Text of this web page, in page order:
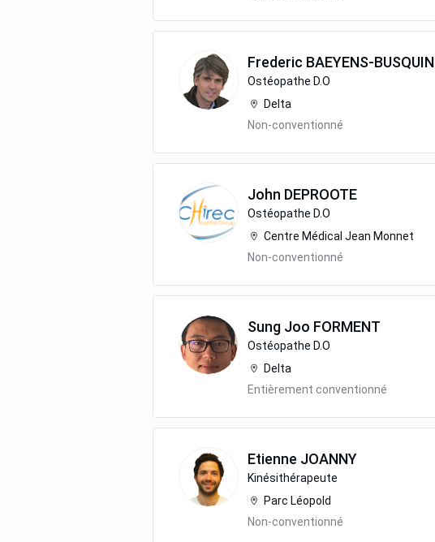
Frederic BAEYENS-BUSQUIN
Ostéopathe D.O
Delta
Non-conventionné
John DEPROOTE
Ostéopathe D.O
Centre Médical Jean Monnet
Non-conventionné
Sung Joo FORMENT
Ostéopathe D.O
Delta
Entièrement conventionné
Etienne JOANNY
Kinésithérapeute
Parc Léopold
Non-conventionné